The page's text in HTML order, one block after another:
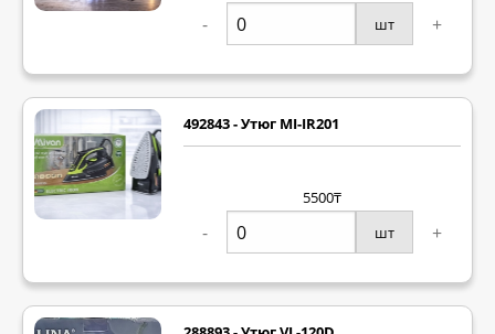
- шт +
492843 - Утюг MI-IR201
5500₸
- шт +